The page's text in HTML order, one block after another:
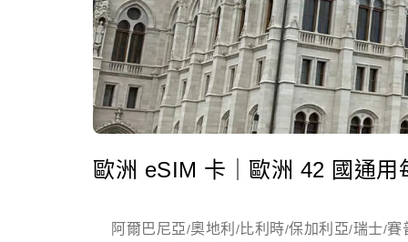
歐洲 eSIM 卡｜歐洲 42 國通
阿爾巴尼亞/奧地利 /比利時/保加利亞/瑞士/賽